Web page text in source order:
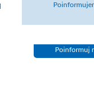
Poinformuj